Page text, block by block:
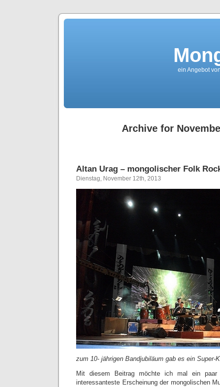
ein Angebot
Archive for
Altan Urag – mongolischer Folk
Dienstag, November 12th, 2013
zum 10- jährigen Bandjubiläum gab es ein
Mit diesem Beitrag möchte ich mal ein
interessanteste Erscheinung der mongolischen